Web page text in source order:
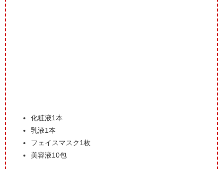
化粧液1本
乳液1本
フェイスマスク1枚
美容液10包